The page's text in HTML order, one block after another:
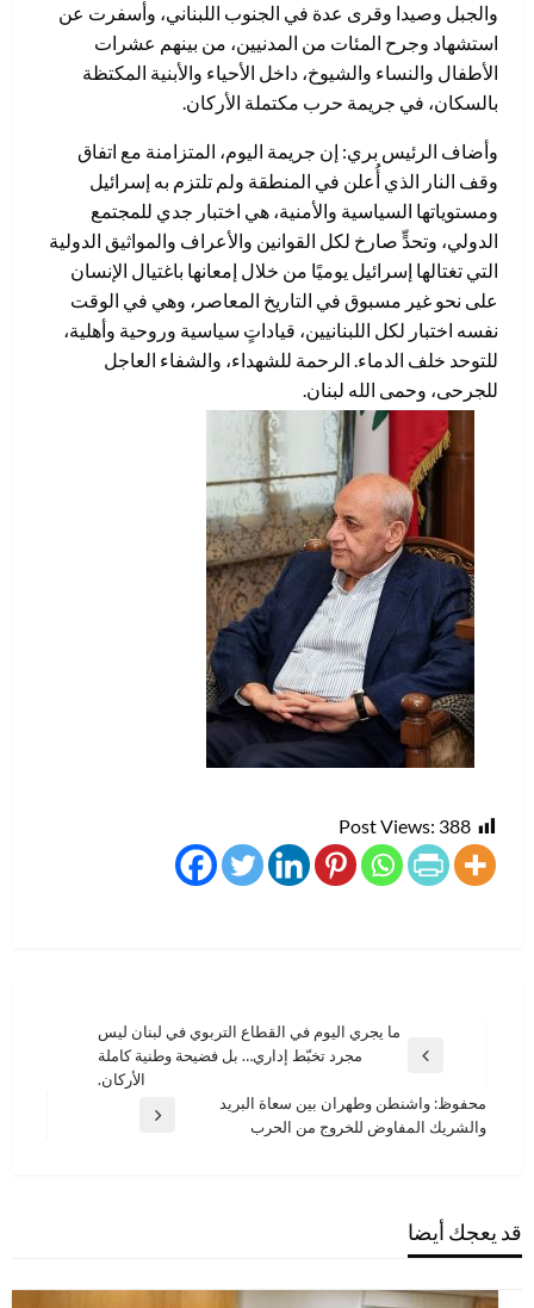
والجبل وصيدا وقرى عدة في الجنوب اللبناني، وأسفرت عن
استشهاد وجرح المئات من المدنيين، من بينهم عشرات
الأطفال والنساء والشيوخ، داخل الأحياء والأبنية المكتظة
بالسكان، في جريمة حرب مكتملة الأركان.
وأضاف الرئيس بري: إن جريمة اليوم، المتزامنة مع اتفاق
وقف النار الذي أُعلن في المنطقة ولم تلتزم به إسرائيل
ومستوياتها السياسية والأمنية، هي اختبار جدي للمجتمع
الدولي، وتحدٍّ صارخ لكل القوانين والأعراف والمواثيق الدولية
التي تغتالها إسرائيل يوميًا من خلال إمعانها باغتيال الإنسان
على نحو غير مسبوق في التاريخ المعاصر، وهي في الوقت
نفسه اختبار لكل اللبنانيين، قياداتٍ سياسية وروحية وأهلية،
للتوحد خلف الدماء. الرحمة للشهداء، والشفاء العاجل
للجرحى، وحمى الله لبنان.
Post Views: 388
المقالات
المقالة
ما يجري اليوم في القطاع التربوي في لبنان ليس
مجرد تخبّط إداري… بل فضيحة وطنية كاملة
الأركان.
المقالة
محفوظ: واشنطن وطهران بين سعاة البريد
والشريك المفاوض للخروج من الحرب
قد يعجك أيضا